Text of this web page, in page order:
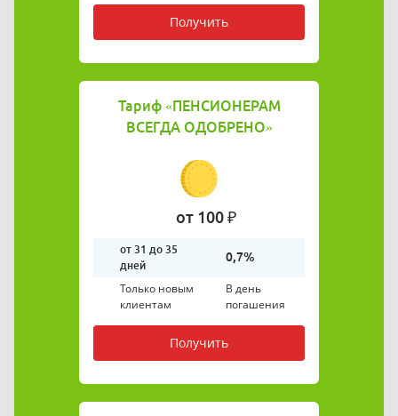
Получить
Тариф «ПЕНСИОНЕРАМ
ВСЕГДА ОДОБРЕНО»
от 100 ₽
от 31 до 35
дней
0,7%
Только новым
клиентам
В день
погашения
Получить